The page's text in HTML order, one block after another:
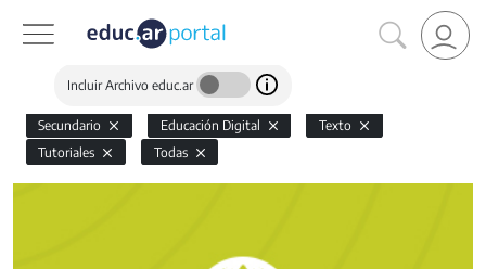
Incluir Archivo educ.ar
Secundario Educación Digital
Texto
Tutoriales
Todas